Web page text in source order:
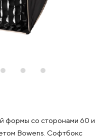
формы со сторонами 60 и
Bowens. Софтбокс